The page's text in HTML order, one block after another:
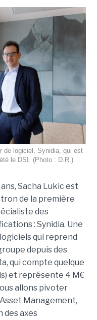
de logiciel, Synidia, qui est
le DSI. (Photo : D.R.)
Sacha Lukic est
de la première
des
: Synidia. Une
qui reprend
depuis des
qui compte quelque
et représente 4 M€
allons pivoter
Management,
des axes